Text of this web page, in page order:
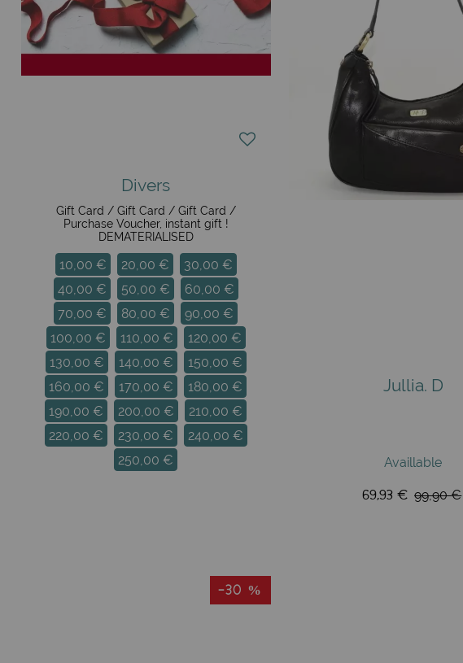
Divers
Gift Card / Gift Card / Gift Card /
Purchase Voucher, instant gift !
DEMATERIALISED
10,00 € 20,00 €
30,00 €
40,00 €
50,00 €
60,00 €
70,00 €
80,00 €
90,00 €
100,00 €
110,00 €
120,00 €
130,00 €
140,00 €
150,00 €
160,00 €
170,00 €
180,00 €
190,00 €
200,00 €
210,00 €
220,00 €
230,00 €
240,00 €
250,00 €
Jullia. D
Availlable
69,93 € 99,90 €
-30 %